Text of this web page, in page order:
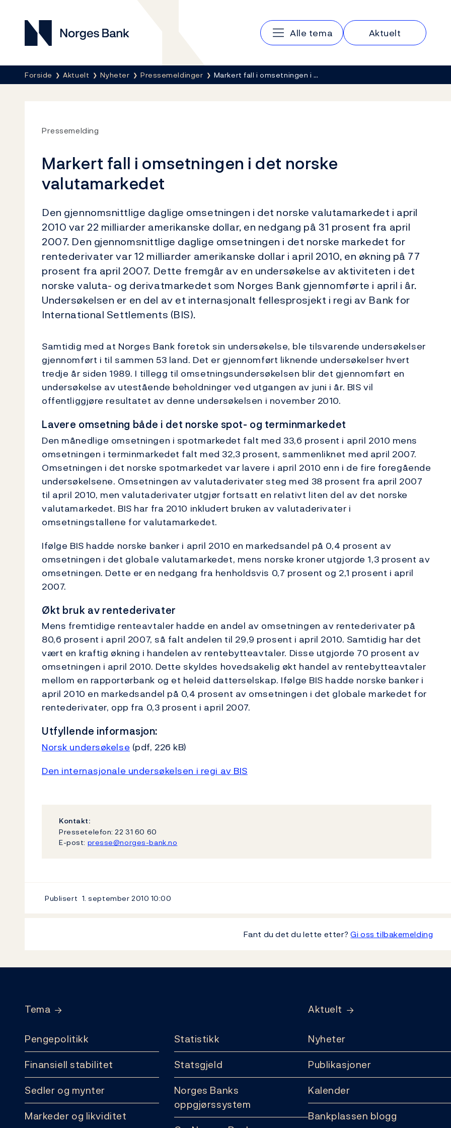
Norges Bank
Hovedmeny
Alle tema Aktuelt
Her er du nå:
Forside Aktuelt Nyheter Pressemeldinger Markert fall i omsetningen i …
Pressemelding
Markert fall i omsetningen i det norske
valutamarkedet
Den gjennomsnittlige daglige omsetningen i det norske valutamarkedet i april
2010 var 22 milliarder amerikanske dollar, en nedgang på 31 prosent fra april
2007. Den gjennomsnittlige daglige omsetningen i det norske markedet for
rentederivater var 12 milliarder amerikanske dollar i april 2010, en økning på 77
prosent fra april 2007. Dette fremgår av en undersøkelse av aktiviteten i det
norske valuta- og derivatmarkedet som Norges Bank gjennomførte i april i år.
Undersøkelsen er en del av et internasjonalt fellesprosjekt i regi av Bank for
International Settlements (BIS).
Samtidig med at Norges Bank foretok sin undersøkelse, ble tilsvarende undersøkelser
gjennomført i til sammen 53 land. Det er gjennomført liknende undersøkelser hvert
tredje år siden 1989. I tillegg til omsetningsundersøkelsen blir det gjennomført en
undersøkelse av utestående beholdninger ved utgangen av juni i år. BIS vil
offentliggjøre resultatet av denne undersøkelsen i november 2010.
Lavere omsetning både i det norske spot- og terminmarkedet
Den månedlige omsetningen i spotmarkedet falt med 33,6 prosent i april 2010 mens
omsetningen i terminmarkedet falt med 32,3 prosent, sammenliknet med april 2007.
Omsetningen i det norske spotmarkedet var lavere i april 2010 enn i de fire foregående
undersøkelsene. Omsetningen av valutaderivater steg med 38 prosent fra april 2007
til april 2010, men valutaderivater utgjør fortsatt en relativt liten del av det norske
valutamarkedet. BIS har fra 2010 inkludert bruken av valutaderivater i
omsetningstallene for valutamarkedet.
Ifølge BIS hadde norske banker i april 2010 en markedsandel på 0,4 prosent av
omsetningen i det globale valutamarkedet, mens norske kroner utgjorde 1,3 prosent av
omsetningen. Dette er en nedgang fra henholdsvis 0,7 prosent og 2,1 prosent i april
2007.
Økt bruk av rentederivater
Mens fremtidige renteavtaler hadde en andel av omsetningen av rentederivater på
80,6 prosent i april 2007, så falt andelen til 29,9 prosent i april 2010. Samtidig har det
vært en kraftig økning i handelen av rentebytteavtaler. Disse utgjorde 70 prosent av
omsetningen i april 2010. Dette skyldes hovedsakelig økt handel av rentebytteavtaler
mellom en rapportørbank og et heleid datterselskap. Ifølge BIS hadde norske banker i
april 2010 en markedsandel på 0,4 prosent av omsetningen i det globale markedet for
rentederivater, opp fra 0,3 prosent i april 2007.
Utfyllende informasjon:
Norsk undersøkelse (pdf, 226 kB)
Den internasjonale undersøkelsen i regi av BIS
Kontakt:
Pressetelefon: 22 31 60 60
E-post: presse@norges-bank.no
Publisert 1. september 2010 10:00
Fant du det du lette etter?Gi oss tilbakemelding
Tema
Pengepolitikk
Finansiell stabilitet
Sedler og mynter
Markeder og likviditet
Statistikk
Statsgjeld
Norges Banks
oppgjørssystem
Aktuelt
Nyheter
Publikasjoner
Kalender
Bankplassen blogg